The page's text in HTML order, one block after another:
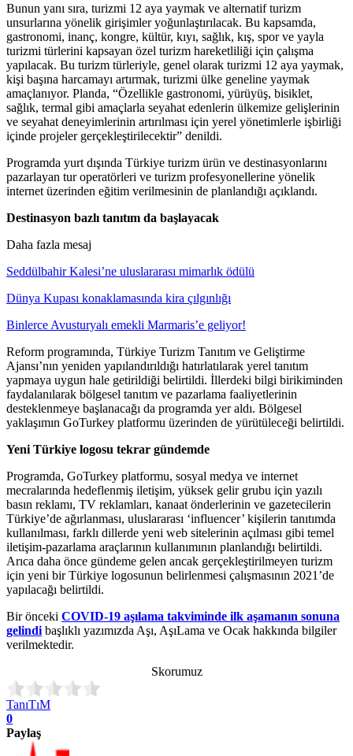
Bunun yanı sıra, turizmi 12 aya yaymak ve alternatif turizm
unsurlarına yönelik girişimler yoğunlaştırılacak. Bu kapsamda,
gastronomi, inanç, kongre, kültür, kıyı, sağlık, kış, spor ve yayla
turizmi türlerini kapsayan özel turizm hareketliliği için çalışma
yapılacak. Bu turizm türleriyle, genel olarak turizmi 12 aya yaymak,
kişi başına harcamayı artırmak, turizmi ülke geneline yaymak
amaçlanıyor. Planda, “Özellikle gastronomi, yürüyüş, bisiklet,
sağlık, termal gibi amaçlarla seyahat edenlerin ülkemize gelişlerinin
ve seyahat deneyimlerinin artırılması için yerel yönetimlerle işbirliği
içinde projeler gerçekleştirilecektir” denildi.
Programda yurt dışında Türkiye turizm ürün ve destinasyonlarını
pazarlayan tur operatörleri ve turizm profesyonellerine yönelik
internet üzerinden eğitim verilmesinin de planlandığı açıklandı.
Destinasyon bazlı tanıtım da başlayacak
Daha fazla mesaj
Seddülbahir Kalesi’ne uluslararası mimarlık ödülü
Dünya Kupası konaklamasında kira çılgınlığı
Binlerce Avusturyalı emekli Marmaris’e geliyor!
Reform programında, Türkiye Turizm Tanıtım ve Geliştirme
Ajansı’nın yeniden yapılandırıldığı hatırlatılarak yerel tanıtım
yapmaya uygun hale getirildiği belirtildi. İllerdeki bilgi birikiminden
faydalanılarak bölgesel tanıtım ve pazarlama faaliyetlerinin
desteklenmeye başlanacağı da programda yer aldı. Bölgesel
yaklaşımın GoTurkey platformu üzerinden de yürütüleceği belirtildi.
Yeni Türkiye logosu tekrar gündemde
Programda, GoTurkey platformu, sosyal medya ve internet
mecralarında hedeflenmiş iletişim, yüksek gelir grubu için yazılı
basın reklamı, TV reklamları, kanaat önderlerinin ve gazetecilerin
Türkiye’de ağırlanması, uluslararası ‘influencer’ kişilerin tanıtımda
kullanılması, farklı dillerde yeni web sitelerinin açılması gibi temel
iletişim-pazarlama araçlarının kullanımının planlandığı belirtildi.
Arıca daha önce gündeme gelen ancak gerçekleştirilmeyen turizm
için yeni bir Türkiye logosunun belirlenmesi çalışmasının 2021’de
yapılacağı belirtildi.
Bir önceki COVID-19 aşılama takviminde ilk aşamanın sonuna
gelindi başlıklı yazımızda Aşı, AşıLama ve Ocak hakkında bilgiler
verilmektedir.
Skorumuz
TanıTıM
0
Paylaş